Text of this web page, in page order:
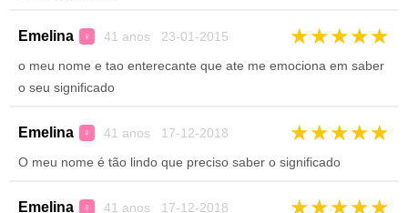
Emelina ♀ 41 anos 23-01-2015 ★★★★★
o meu nome e tao enterecante que ate me emociona em saber
o seu significado
Emelina ♀ 41 anos 17-12-2018 ★★★★★
O meu nome é tão lindo que preciso saber o significado
Emelina ♀ 41 anos 17-12-2018 ★★★★★